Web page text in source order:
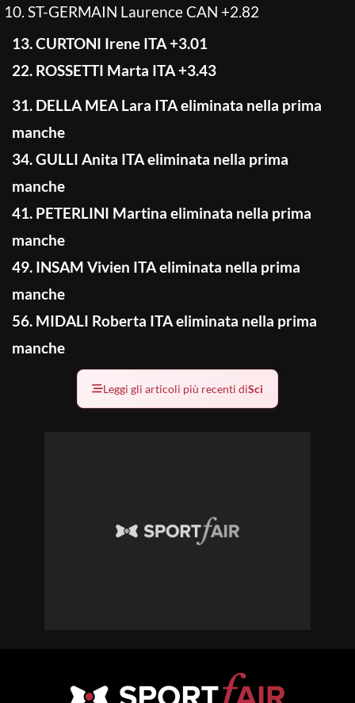
ST-GERMAIN Laurence CAN +2.82
13. CURTONI Irene ITA +3.01
22. ROSSETTI Marta ITA +3.43
31. DELLA MEA Lara ITA eliminata nella prima
manche
34. GULLI Anita ITA eliminata nella prima
manche
41. PETERLINI Martina eliminata nella prima
manche
49. INSAM Vivien ITA eliminata nella prima
manche
56. MIDALI Roberta ITA eliminata nella prima
manche
Leggi gli articoli più recenti diSci